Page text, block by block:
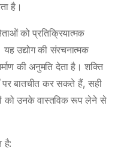
है।
को प्रतिक्रियात्मक
उद्योग की संरचनात्मक
की अनुमति देता है। शक्ति
बातचीत कर सकते हैं, सही
को उनके वास्तविक रूप लेने से
है: